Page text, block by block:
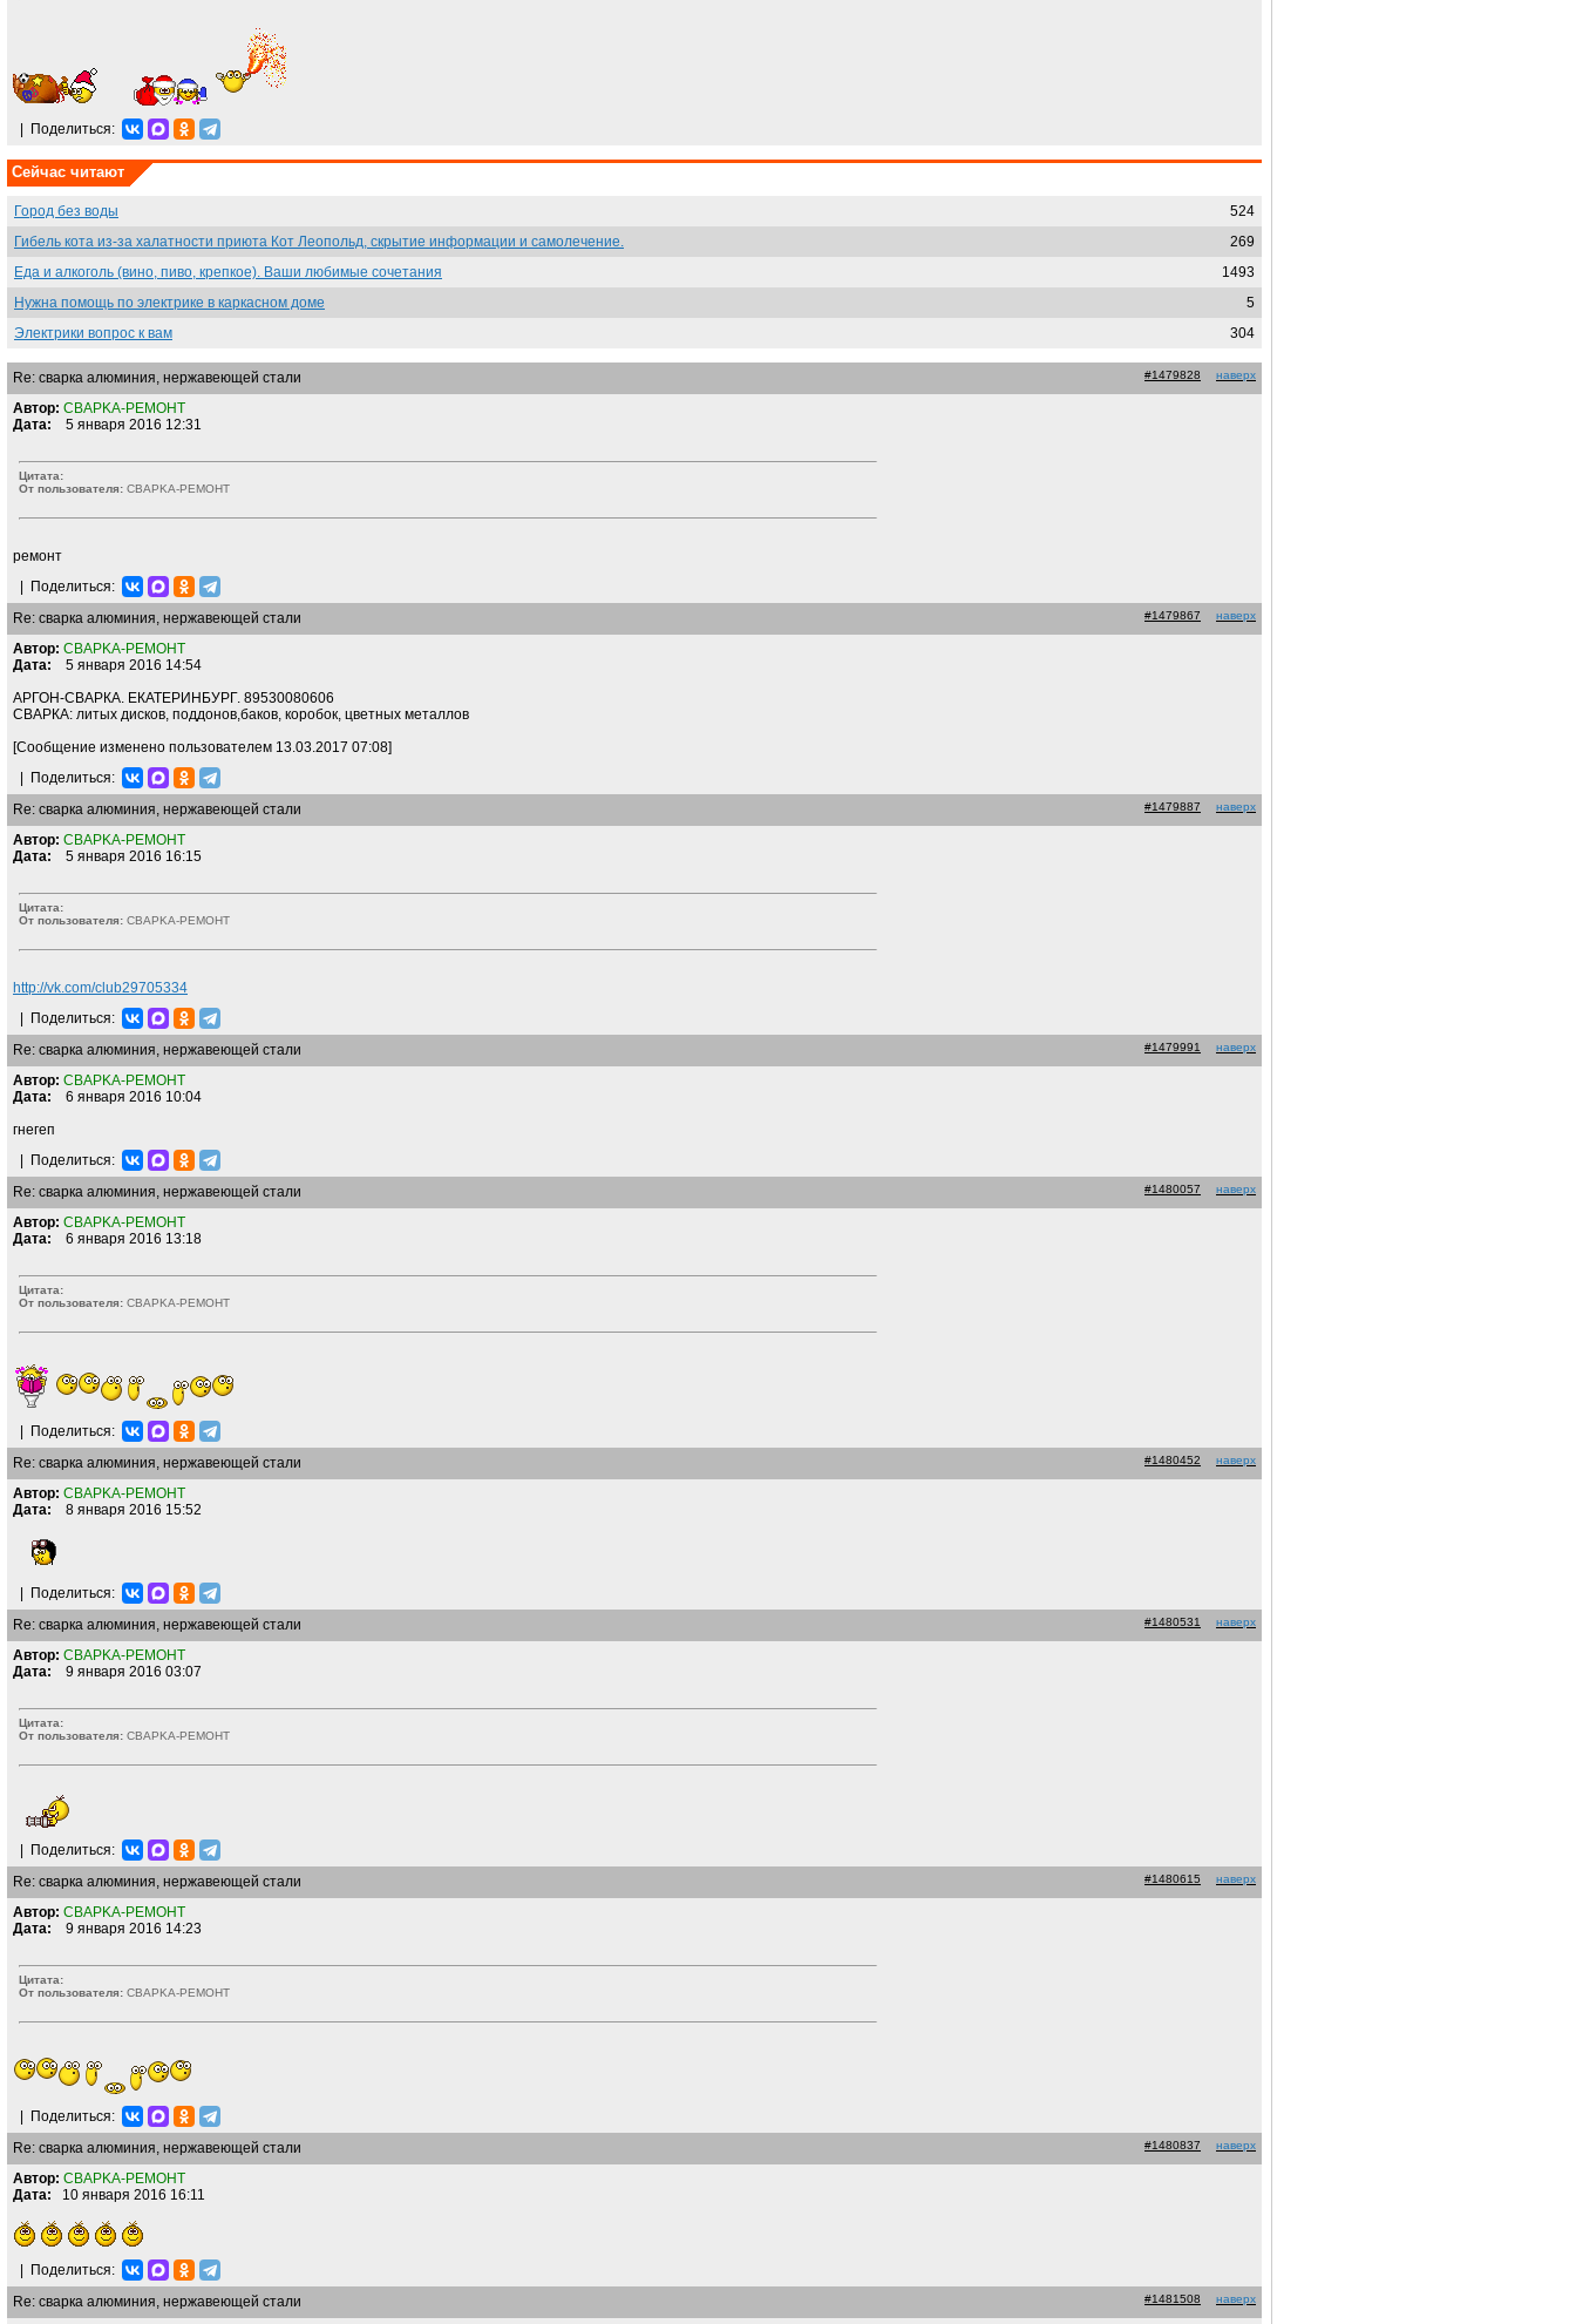
Поделиться:
Сейчас читают
Город без воды
524
Гибель кота из-за халатности приюта Кот Леопольд, скрытиe информации и самолечение.
269
Еда и алкоголь (вино, пиво, крепкое). Ваши любимые сочетания
1493
Нужна помощь по электрике в каркасном доме
5
Электрики вопрос к вам
304
Re: сварка алюминия, нержавеющей стали #1479828 наверх
Автор: CBAPKA-PEMOHT
Дата: 5 января 2016 12:31
Цитата:
От пользователя: CBAPKA-PEMOHT
ремонт
Поделиться:
Re: сварка алюминия, нержавеющей стали
#1479867 наверх
Автор: CBAPKA-PEMOHT
Дата: 5 января 2016 14:54
АРГОН-СВАРКА. ЕКАТЕРИНБУРГ. 89530080606
СВАРКА: литых дисков, поддонов,баков, коробок, цветных металлов
[Сообщение изменено пользователем 13.03.2017 07:08]
Поделиться:
Re: сварка алюминия, нержавеющей стали
#1479887 наверх
Автор: CBAPKA-PEMOHT
Дата: 5 января 2016 16:15
Цитата:
От пользователя: CBAPKA-PEMOHT
http://vk.com/club29705334
Поделиться:
Re: сварка алюминия, нержавеющей стали
#1479991 наверх
Автор: CBAPKA-PEMOHT
Дата: 6 января 2016 10:04
гнегеп
Поделиться:
Re: сварка алюминия, нержавеющей стали
#1480057 наверх
Автор: CBAPKA-PEMOHT
Дата: 6 января 2016 13:18
Цитата:
От пользователя: CBAPKA-PEMOHT
Поделиться:
Re: сварка алюминия, нержавеющей стали
#1480452 наверх
Автор: CBAPKA-PEMOHT
Дата: 8 января 2016 15:52
Поделиться:
Re: сварка алюминия, нержавеющей стали
#1480531 наверх
Автор: CBAPKA-PEMOHT
Дата: 9 января 2016 03:07
Цитата:
От пользователя: CBAPKA-PEMOHT
Поделиться:
Re: сварка алюминия, нержавеющей стали
#1480615 наверх
Автор: CBAPKA-PEMOHT
Дата: 9 января 2016 14:23
Цитата:
От пользователя: CBAPKA-PEMOHT
Поделиться:
Re: сварка алюминия, нержавеющей стали
#1480837 наверх
Автор: CBAPKA-PEMOHT
Дата: 10 января 2016 16:11
Поделиться:
Re: сварка алюминия, нержавеющей стали
#1481508 наверх